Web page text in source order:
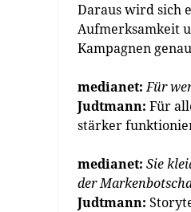
Daraus wird sich
Aufmerksamkeit
Kampagnen
medianet:Für
Judtmann: Für
stärker
medianet: Sie
der
Judtmann: